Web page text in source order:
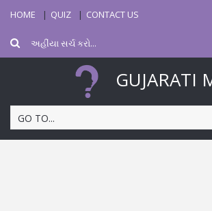
HOME QUIZ CONTACT US
GUJARATI
GO TO...